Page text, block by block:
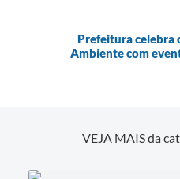
Prefeitura celebra
Ambiente com
VEJA MAIS da